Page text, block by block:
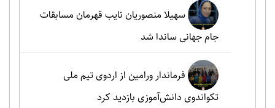
سهیلا منصوریان نایب قهرمان مسابقات
جام جهانی ساندا شد
فرماندار ورامین از اردوی تیم ملی
تکواندوی دانش‌آموزی بازدید کرد